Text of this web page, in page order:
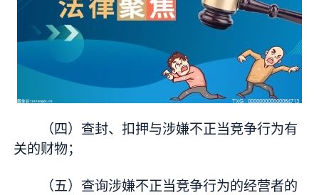
（四）查封、扣押与涉嫌不正当竞争行为有
关的财物；
（五）查询涉嫌不正当竞争行为的经营者的